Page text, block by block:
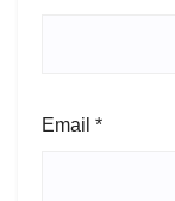
Email *